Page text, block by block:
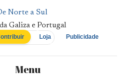
Galiza e Portugal
Loja Publicidade
Menu